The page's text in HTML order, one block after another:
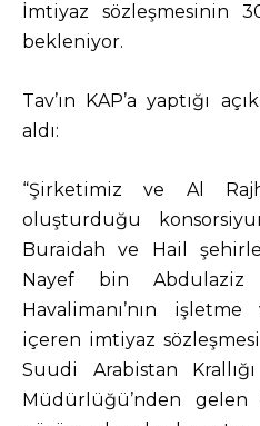
İmtiyaz sözleşmesinin
bekleniyor.
Tav’ın KAP’a yaptığı
aldı:
“Şirketimiz ve Al
oluşturduğu
Buraidah ve Hail
Nayef bin Abdulaziz
Havalimanı’nın
içeren imtiyaz
Suudi Arabistan
Müdürlüğü’nden